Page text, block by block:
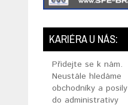
KARIÉRA U NÁS:
Přidejte se k nám.
Neustále hledáme
obchodníky a posily
do administrativy